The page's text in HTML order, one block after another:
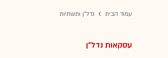
עמוד הבית נדל"ן ותשתיות
עסקאות נדל"ן